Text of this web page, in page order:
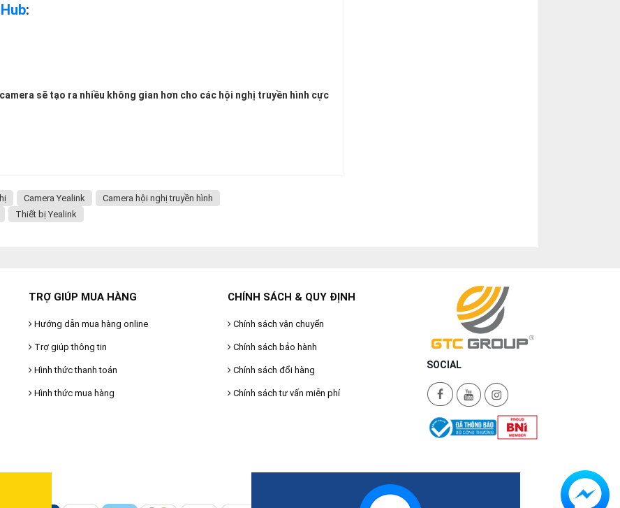
:
sẽ tạo ra nhiều không gian hơn cho các hội nghị truyền hình cực
Camera Yealink
Camera hội nghị truyền hình
Thiết bị Yealink
TRỢ GIÚP MUA HÀNG
Hướng dẫn mua hàng online
Trợ giúp thông tin
Hình thức thanh toán
Hình thức mua hàng
CHÍNH SÁCH & QUY ĐỊNH
Chính sách vận chuyển
Chính sách bảo hành
Chính sách đổi hàng
Chính sách tư vấn miễn phí
SOCIAL